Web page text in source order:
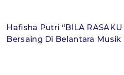
Hafisha Putri “BILA RASAKU
Bersaing Di Belantara Musik